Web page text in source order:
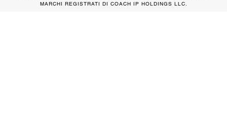
MARCHI REGISTRATI DI COACH IP HOLDINGS LLC.